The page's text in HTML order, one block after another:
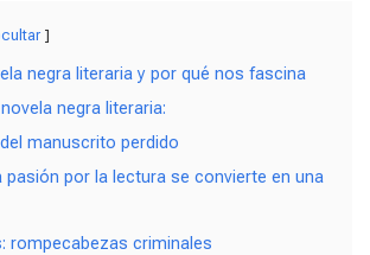
negra literaria y por qué nos fascina
negra literaria:
manuscrito perdido
pasión por la lectura se convierte en una
rompecabezas criminales